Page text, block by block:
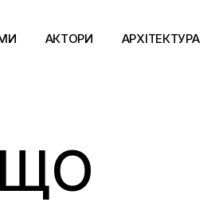
АКТОРИ АРХІТЕКТУРА
ЩО